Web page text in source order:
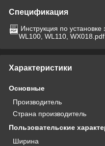
Спецификация
Инструкция по
WL100, WL110, WX018.pdf
Характеристики
Основные
Производитель
Страна производитель
Пользовательские
Ширина